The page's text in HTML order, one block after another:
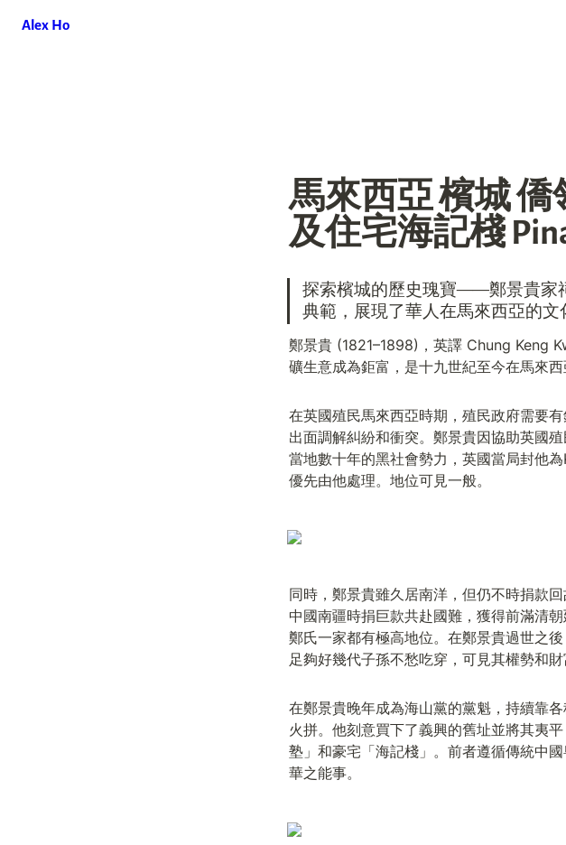
Alex Ho
馬來西亞 檳城
及住宅海記棧
探索檳城的歷史瑰寶——鄭景貴家
典範，展現了華人在馬來西亞的文
鄭景貴 (1821–1898)，英譯 Chung Keng
礦生意成為鉅富，是十九世紀至今在馬來西
在英國殖民馬來西亞時期，殖民政府需要
出面調解糾紛和衝突。鄭景貴因協助英國
當地數十年的黑社會勢力，英國當局封他
優先由他處理。地位可見一般。
同時，鄭景貴雖久居南洋，但仍不時捐款
中國南疆時捐巨款共赴國難，獲得前滿清
鄭氏一家都有極高地位。在鄭景貴過世之
足夠好幾代子孫不愁吃穿，可見其權勢和財
在鄭景貴晚年成為海山黨的黨魁，持續靠
火拼。他刻意買下了義興的舊址並將其夷
塾」和豪宅「海記棧」。前者遵循傳統中
華之能事。